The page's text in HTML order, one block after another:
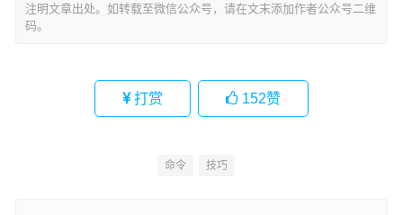
注明文章出处。如转载至微信公众号，请在文末添加作者公众号二维
码。
打赏 152赞
命令 技巧